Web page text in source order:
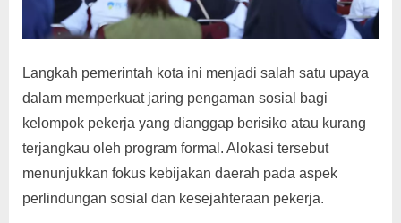
Langkah pemerintah kota ini menjadi salah satu upaya
dalam memperkuat jaring pengaman sosial bagi
kelompok pekerja yang dianggap berisiko atau kurang
terjangkau oleh program formal. Alokasi tersebut
menunjukkan fokus kebijakan daerah pada aspek
perlindungan sosial dan kesejahteraan pekerja.